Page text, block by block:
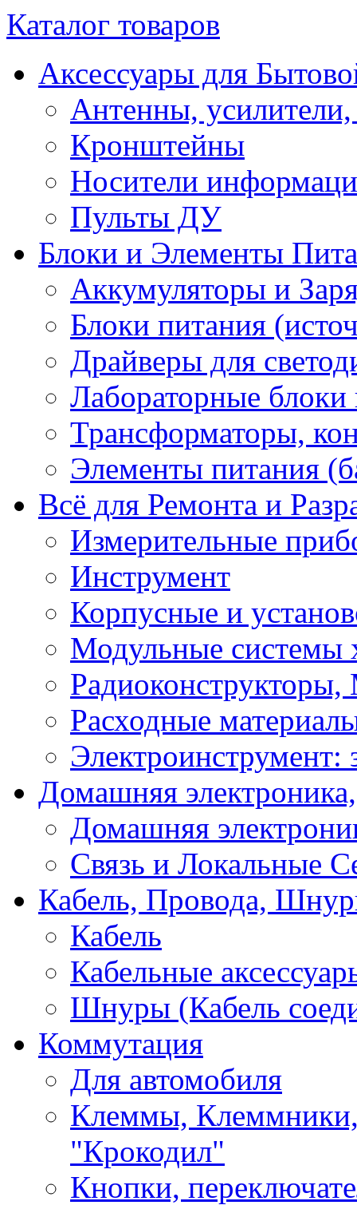
Каталог товаров
Аксессуары для
Антенны, усилители,
Кронштейны
Носители
Пульты ДУ
Блоки и Элементы
Аккумуляторы и
Блоки питания
Драйверы для
Лабораторные блоки
Трансформаторы,
Элементы питания
Всё для Ремонта и
Измерительные
Инструмент
Корпусные и
Модульные системы
Расходные
Электроинструмент:
Домашняя
Домашняя
Связь и Локальные
Кабель, Провода,
Кабель
Кабельные
Шнуры (Кабель
Коммутация
Для автомобиля
Клеммы,
"Крокодил"
Кнопки,